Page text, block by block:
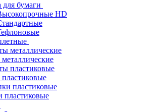
для бумаги
HD
пластиковые